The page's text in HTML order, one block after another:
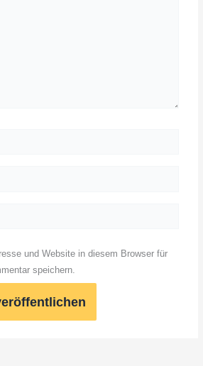
und Website in diesem Browser für
speichern.